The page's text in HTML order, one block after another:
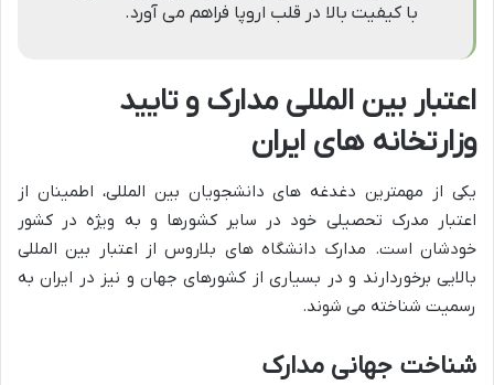
با کیفیت بالا در قلب اروپا فراهم می آورد.
اعتبار بین المللی مدارک و تایید
وزارتخانه های ایران
یکی از مهمترین دغدغه های دانشجویان بین المللی، اطمینان از
اعتبار مدرک تحصیلی خود در سایر کشورها و به ویژه در کشور
خودشان است. مدارک دانشگاه های بلاروس از اعتبار بین المللی
بالایی برخوردارند و در بسیاری از کشورهای جهان و نیز در ایران به
رسمیت شناخته می شوند.
شناخت جهانی مدارک